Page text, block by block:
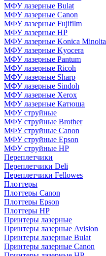
МФУ лазерные Bulat
МФУ лазерные Canon
МФУ лазерные Fujifilm
МФУ лазерные HP
МФУ лазерные Konica Minolta
МФУ лазерные Kyocera
МФУ лазерные Pantum
МФУ лазерные Ricoh
МФУ лазерные Sharp
МФУ лазерные Sindoh
МФУ лазерные Xerox
МФУ лазерные Катюша
МФУ струйные
МФУ струйные Brother
МФУ струйные Canon
МФУ струйные Epson
МФУ струйные HP
Переплетчики
Переплетчики Deli
Переплетчики Fellowes
Плоттеры
Плоттеры Canon
Плоттеры Epson
Плоттеры HP
Принтеры лазерные
Принтеры лазерные Avision
Принтеры лазерные Bulat
Принтеры лазерные Canon